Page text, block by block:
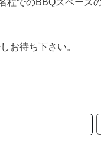
お待ち下さい。